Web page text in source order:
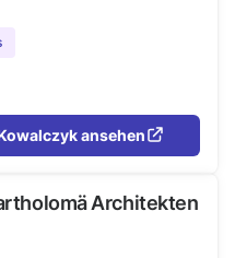
ansehen
Architekten